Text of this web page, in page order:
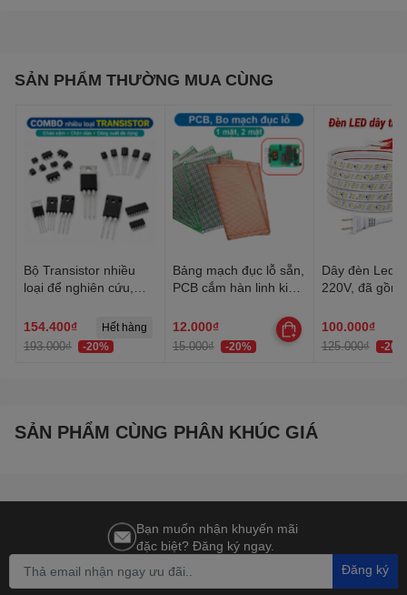
SẢN PHẨM THƯỜNG MUA CÙNG
Bộ Transistor nhiều
loại để nghiên cứu,
154.400₫
193.000₫ -20%
Hết hàng
Bảng mạch đục lỗ sẵn,
PCB cắm hàn linh kiện
12.000₫
15.000₫ -20%
Dây đèn Led
220V, đã gồm
trang trí quấn
trần, lễ Tết
100.000₫
125.000₫ -20%
SẢN PHẨM CÙNG PHÂN KHÚC GIÁ
Bạn muốn nhận khuyến mãi
đặc biệt? Đăng ký ngay.
Đăng ký